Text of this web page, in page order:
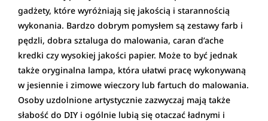
gadżety, które wyróżniają się jakością i starannością
wykonania. Bardzo dobrym pomysłem są zestawy farb i
pędzli, dobra sztaluga do malowania, caran d’ache
kredki czy wysokiej jakości papier. Może to być jednak
także oryginalna lampa, która ułatwi pracę wykonywaną
w jesiennie i zimowe wieczory lub fartuch do malowania.
Osoby uzdolnione artystycznie zazwyczaj mają także
słabość do DIY i ogólnie lubią się otaczać ładnymi i